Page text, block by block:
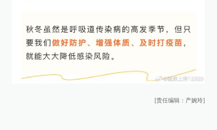
[责任编辑：产婉玲]